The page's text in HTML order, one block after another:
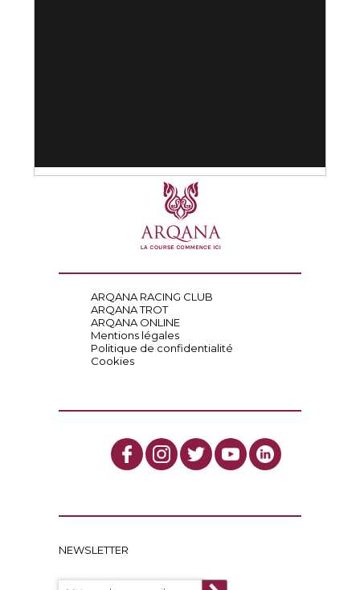
ARQANA RACING CLUB
ARQANA TROT
ARQANA ONLINE
Mentions légales
Politique de confidentialité
Cookies
NEWSLETTER